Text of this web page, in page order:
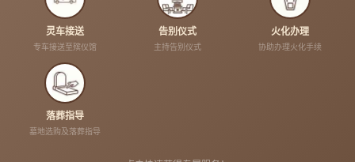
灵车接送
专车接送至殡仪馆
告别仪式
主持告别仪式
火化办理
协助办理火化手续
落葬指导
墓地选购及落葬指导